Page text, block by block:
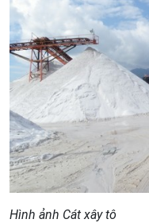
Hình ảnh Cát xây tô